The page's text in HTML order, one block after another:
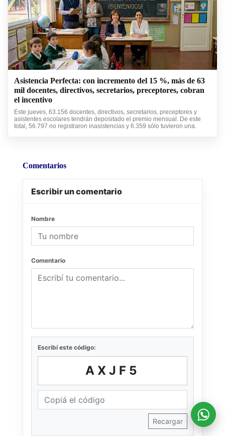
Asistencia Perfecta: con incremento del 15 %, más de 63
mil docentes, directivos, secretarios, preceptores, cobran
el incentivo
Este jueves, 63.156 docentes, directivos, secretarios, preceptores y
asistentes escolares tendrán depositado el premio mensual. De este
total, 56.797 no registraron inasistencias y 6.359 sólo tuvieron una.
Comentarios
Escribir un comentario
Nombre
Comentario
Escribí este código:
AXJF5
Recargar